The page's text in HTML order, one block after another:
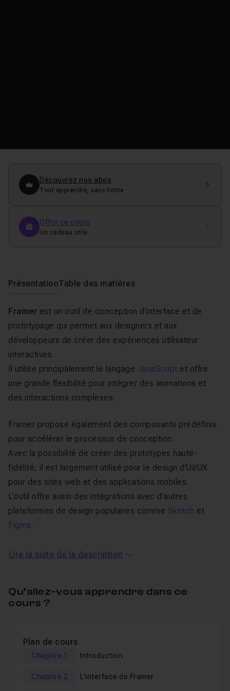
Découvrez nos abos
Tout apprendre, sans limite
Offrir ce cours
Un cadeau utile.
PrésentationTable des matières
Framer est un outil de conception d'interface et de
prototypage qui permet aux designers et aux
développeurs de créer des expériences utilisateur
interactives.
Il utilise principalement le langage JavaScript et offre
une grande flexibilité pour intégrer des animations et
des interactions complexes.
Framer propose également des composants prédéfinis
pour accélérer le processus de conception.
Avec la possibilité de créer des prototypes haute-
fidélité, il est largement utilisé pour le design d'UI/UX
pour des sites web et des applications mobiles.
L'outil offre aussi des intégrations avec d'autres
plateformes de design populaires comme Sketch et
Figma.
Formation Complète : Framer
découvrirez :
Les différents menus,
Des exercices pratiques,
Les outils de création graphique.
Lire la suite de la description
Qu’allez-vous apprendre dans ce
cours ?
Plan de cours
Chapitre 1 Introduction
Chapitre 2 L'interface de Framer